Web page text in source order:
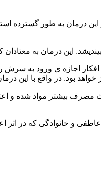
این درمان به
اجازه ی ورود به
بود. در واقع با این
مصرف بیشتر مواد شده
و خانوادگی که در